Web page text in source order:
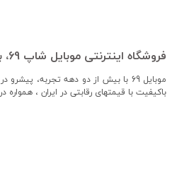
فروشگاه اینترنتی موبایل شاپ 69، بررسی، انتخاب و خرید آنلاین
موبایل 69 با بیش از دو دهه
باکیفیت با قیمتهای رقابتی در ایران ،